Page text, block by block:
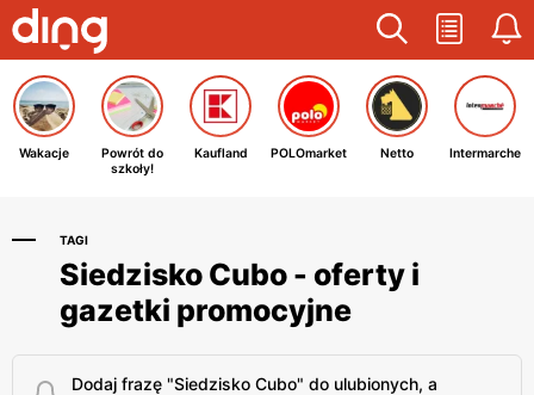
Wakacje
Powrót do
szkoły!
Kaufland POLOmarket Netto Intermarche
TAGI
Siedzisko Cubo - oferty i
gazetki promocyjne
Dodaj frazę "Siedzisko Cubo" do ulubionych, a